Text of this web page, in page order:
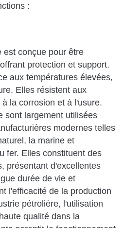
:
est conçue pour être
protection et support.
aux températures élevées,
Elles résistent aux
la corrosion et à l'usure.
sont largement utilisées
modernes telles
la marine et
fer. Elles constituent des
présentant d'excellentes
durée de vie et
l'efficacité de la production
pétrolière, l'utilisation
qualité dans la